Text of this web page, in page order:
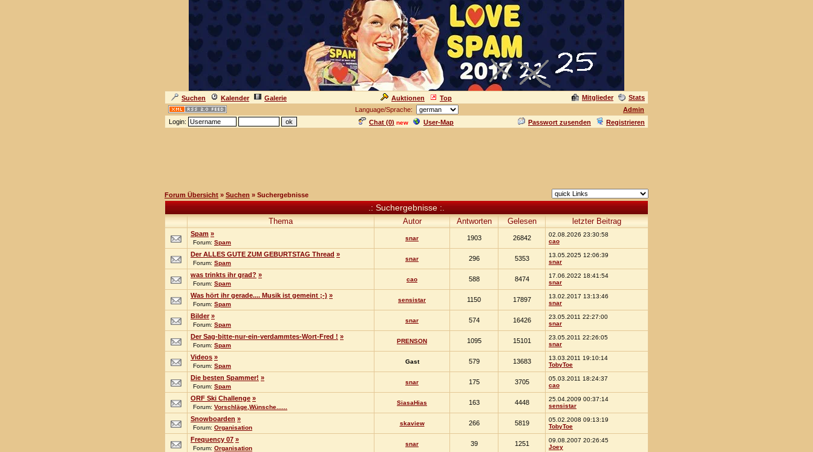
Suchen Kalender Galerie Auktionen Top Mitglieder
Stats
Language/Sprache:
Admin
Login:
Chat (0) new User-Map Passwort zusenden Registrieren
Forum Übersicht » Suchen » Suchergebnisse
.: Suchergebnisse :.
Thema Autor Antworten Gelesen letzter Beitrag
Spam »
Forum: Spam
snar 1903 26842
02.08.2026 23:30:58
cao
Der ALLES GUTE ZUM GEBURTSTAG Thread »
Forum: Spam
snar 296 5353
13.05.2025 12:06:39
snar
was trinkts ihr grad? »
Forum: Spam
cao 588 8474
17.06.2022 18:41:54
snar
Was hört ihr gerade.... Musik ist gemeint ;-) »
Forum: Spam
sensistar 1150 17897
13.02.2017 13:13:46
snar
Bilder »
Forum: Spam
snar 574 16426
23.05.2011 22:27:00
snar
Der Sag-bitte-nur-ein-verdammtes-Wort-Fred ! »
Forum: Spam
PRENSON 1095 15101
23.05.2011 22:26:05
snar
Videos »
Forum: Spam
Gast 579 13683
13.03.2011 19:10:14
TobyToe
Die besten Spammer! »
Forum: Spam
snar 175 3705
05.03.2011 18:24:37
cao
ORF Ski Challenge »
Forum: Vorschläge,Wünsche......
SiasaHias 163 4448
25.04.2009 00:37:14
sensistar
Snowboarden »
Forum: Organisation
skaview 266 5819
05.02.2008 09:13:19
TobyToe
Frequency 07 »
Forum: Organisation
snar 39 1251
09.08.2007 20:26:45
Joey